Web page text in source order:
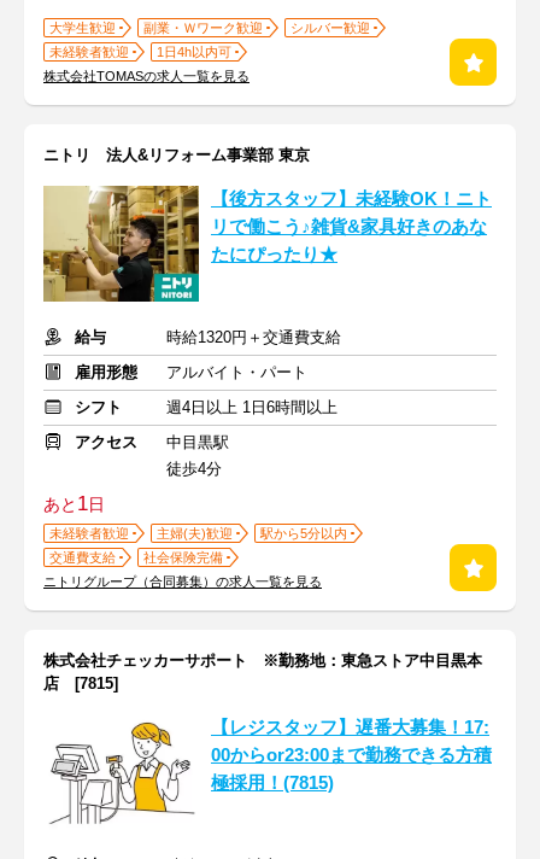
大学生歓迎 副業・Ｗワーク歓迎
シルバー歓迎
未経験者歓迎
1日4h以内可
株式会社TOMASの求人一覧を見る
ニトリ 法人&リフォーム事業部 東京
【後方スタッフ】未経験OK！ニト
リで働こう♪雑貨&家具好きのあな
たにぴったり★
給与
時給1320円＋交通費支給
雇用形態
アルバイト・パート
シフト
週4日以上 1日6時間以上
アクセス
中目黒駅
徒歩4分
あと 1日
未経験者歓迎 主婦(夫)歓迎
駅から5分以内
交通費支給
社会保険完備
ニトリグループ（合同募集）の求人一覧を見る
株式会社チェッカーサポート ※勤務地：東急ストア中目黒本
店 [7815]
【レジスタッフ】遅番大募集！17:
00からor23:00まで勤務できる方積
極採用！(7815)